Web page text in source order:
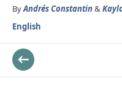
ByAndrés Constantin&
English